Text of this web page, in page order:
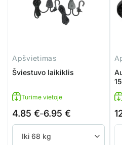
Apšvietimas
Šviestuvo laikiklis
Turime vietoje
4.85 €–6.95 €
Price
range:
4.85 €